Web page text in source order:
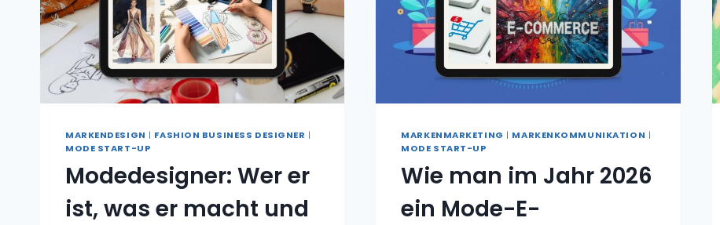
MARKENDESIGN | FASHION BUSINESS DESIGNER |
MODE START-UP
Modedesigner: Wer er
ist, was er macht und
MARKENMARKETING | MARKENKOMMUNIKATION |
MODE START-UP
Wie man im Jahr 2026
ein Mode-E-